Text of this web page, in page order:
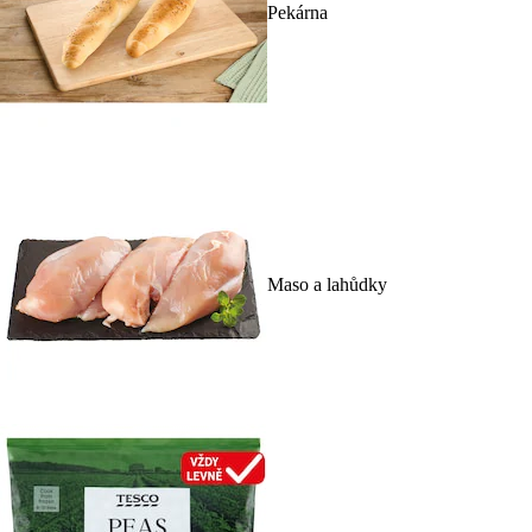
Pekárna
Maso a lahůdky